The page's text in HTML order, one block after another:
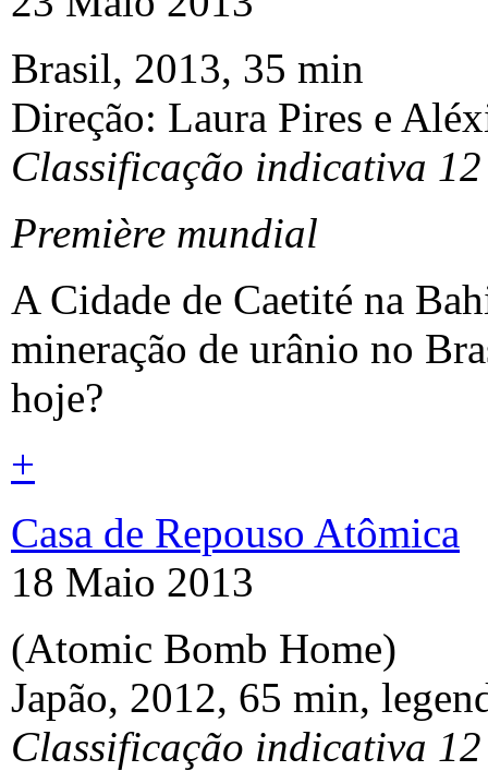
Brasil, 2013, 35 min
Direção: Laura Pires e
Classificação indicativa 12
Première mundial
A Cidade de Caetité na
mineração de urânio no
hoje?
+
Casa de Repouso Atômica
18 Maio 2013
(Atomic Bomb Home)
Japão, 2012, 65 min,
Classificação indicativa 12